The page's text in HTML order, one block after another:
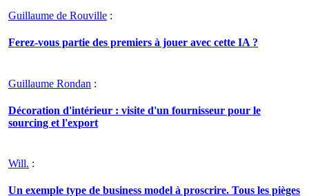
Guillaume de Rouville :
Ferez-vous partie des premiers à jouer avec cette IA ?
Guillaume Rondan :
Décoration d'intérieur : visite d'un fournisseur pour le
sourcing et l'export
Will. :
Un exemple type de business model à proscrire. Tous les pièges